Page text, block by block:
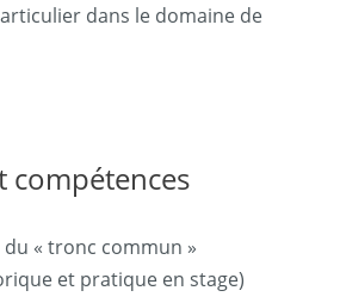
dans le domaine de
compétences
« tronc commun »
et pratique en stage)